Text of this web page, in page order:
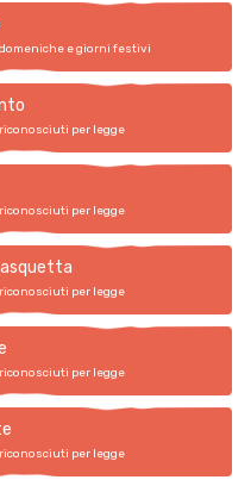
e giorni festivi
per legge
per legge
per legge
per legge
per legge